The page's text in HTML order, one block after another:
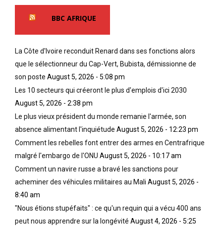
BBC AFRIQUE
La Côte d'Ivoire reconduit Renard dans ses fonctions alors
que le sélectionneur du Cap-Vert, Bubista, démissionne de
son poste August 5, 2026 - 5:08 pm
Les 10 secteurs qui créeront le plus d'emplois d'ici 2030
August 5, 2026 - 2:38 pm
Le plus vieux président du monde remanie l'armée, son
absence alimentant l'inquiétude August 5, 2026 - 12:23 pm
Comment les rebelles font entrer des armes en Centrafrique
malgré l'embargo de l'ONU August 5, 2026 - 10:17 am
Comment un navire russe a bravé les sanctions pour
acheminer des véhicules militaires au Mali August 5, 2026 -
8:40 am
"Nous étions stupéfaits" : ce qu'un requin qui a vécu 400 ans
peut nous apprendre sur la longévité August 4, 2026 - 5:25